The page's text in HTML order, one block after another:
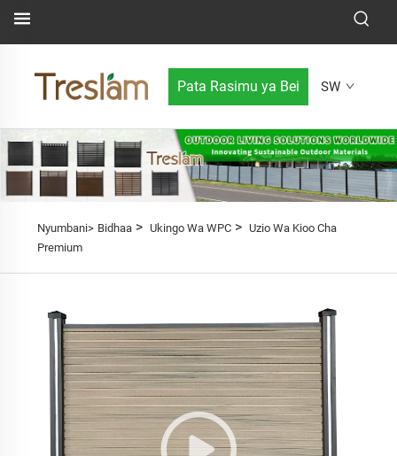
Pata Rasimu ya Bei SW
Nyumbani> Bidhaa> Ukingo Wa WPC> Uzio Wa Kioo Cha
Premium